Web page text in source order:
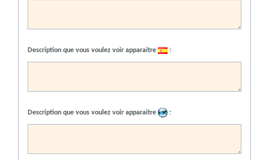
Description que vous voulez voir apparaitre :
Description que vous voulez voir apparaitre :